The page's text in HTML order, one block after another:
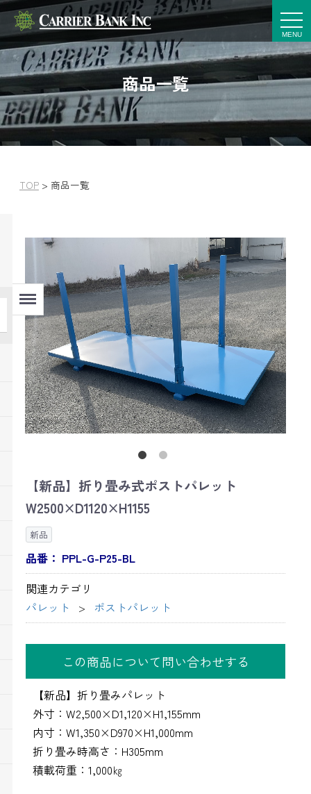
t
o
g
g
l
n
v
g
t
商品一覧
TOP > 商品一覧
Menu
【新品】折り畳み式ポストパレット
W2500×D1120×H1155
新品
品番： PPL-G-P25-BL
関連カテゴリ
パレット
ポストパレット
この商品について問い合わせする
【新品】折り畳みパレット
外寸：W2,500×D1,120×H1,155mm
内寸：W1,350×D970×H1,000mm
折り畳み時高さ：H305mm
積載荷重：1,000㎏